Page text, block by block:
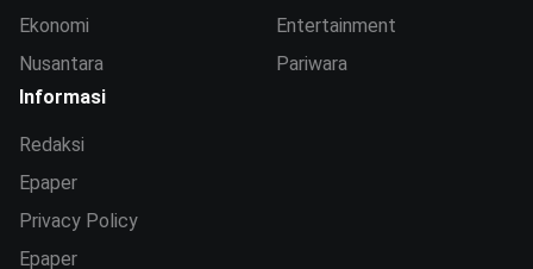
Ekonomi
Nusantara
Entertainment
Pariwara
Informasi
Redaksi
Epaper
Privacy Policy
Epaper